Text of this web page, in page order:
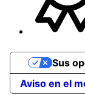
Aviso en el
Sus